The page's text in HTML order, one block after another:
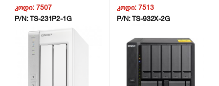
კოდი:7507
P/N:TS-231P2-1G
კოდი:7513
P/N:TS-932X-2G